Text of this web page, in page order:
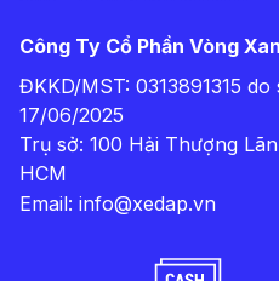
Công Ty Cổ Phần Vòng
ĐKKD/MST: 0313891315
17/06/2025
Trụ sở: 100 Hải Thượng
HCM
Email: info@xedap.vn